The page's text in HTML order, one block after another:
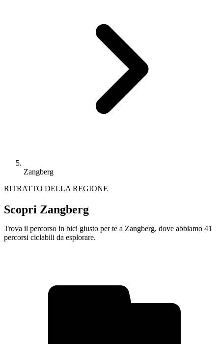
Zangberg
RITRATTO DELLA REGIONE
Scopri Zangberg
Trova il percorso in bici giusto per te a Zangberg, dove abbiamo 41
percorsi ciclabili da esplorare.